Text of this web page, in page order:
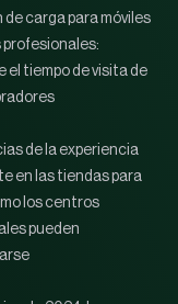
de carga para móviles
profesionales:
el tiempo de visita de
de la experiencia
en las tiendas para
los centros
pueden